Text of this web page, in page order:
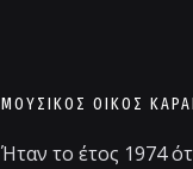
ΜΟΥΣΙΚΌΣ ΟΊΚΟΣ
Ήταν το έτος 1974